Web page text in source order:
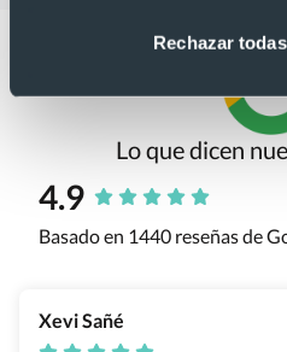
Rechazar
Lo que dicen
4.9
Basado en 1440 reseñas de
Xevi Sañé